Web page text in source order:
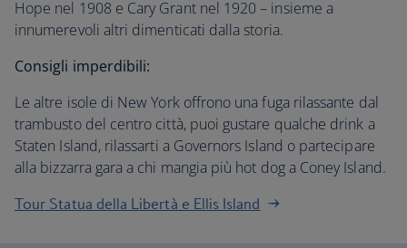
Hope nel 1908 e Cary Grant nel 1920 – insieme a
innumerevoli altri dimenticati dalla storia.
Consigli imperdibili:
Le altre isole di New York offrono una fuga rilassante dal
trambusto del centro città, puoi gustare qualche drink a
Staten Island, rilassarti a Governors Island o partecipare
alla bizzarra gara a chi mangia più hot dog a Coney Island.
Tour Statua della Libertà e Ellis Island